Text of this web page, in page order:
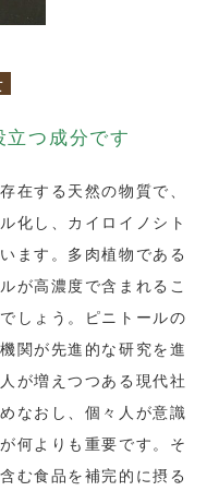
立つ成分です
在する天然の物質で、
化し、カイロイノシト
ます。多肉植物である
が高濃度で含まれるこ
しょう。ピニトールの
関が先進的な研究を進
が増えつつある現代社
なおし、個々人が意識
何よりも重要です。そ
む食品を補完的に摂る